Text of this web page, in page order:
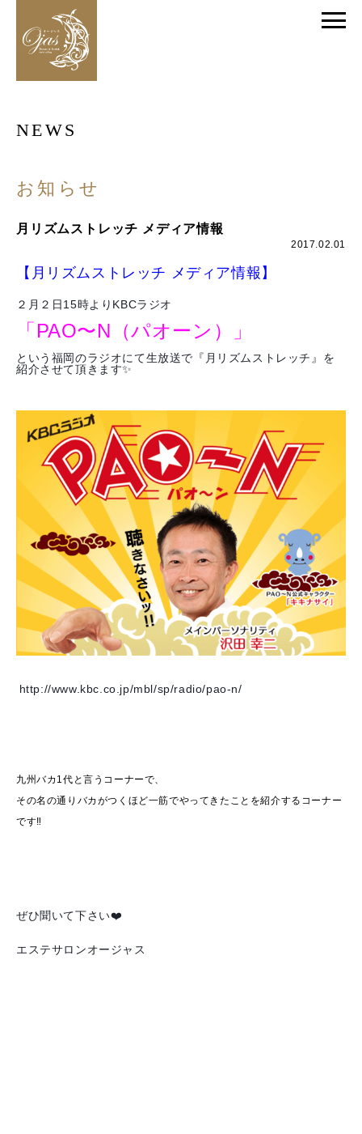
NEWS
お知らせ
月リズムストレッチ メディア情報
2017.02.01
【月リズムストレッチ メディア情報】
２月２日15時よりKBCラジオ
「PAO〜N（パオーン）」
という福岡のラジオにて生放送で『月リズムストレッチ』を
紹介させて頂きます✨
http://www.kbc.co.jp/mbl/sp/radio/pao-n/
九州バカ1代と言うコーナーで、
その名の通りバカがつくほど一筋でやってきたことを紹介するコーナー
です‼︎
ぜひ聞いて下さい❤️
エステサロンオージャス